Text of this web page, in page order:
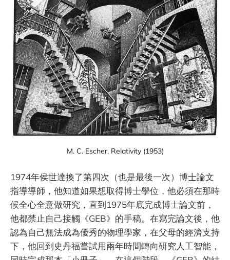
M. C. Escher, Relativity (1953)
1974年侯世達換了第四次（也是最後一次）博士論文
指導導師，他知道如果想取得博士學位，他必須在那時
候全心全意做研究，直到1975年底完成博士論文前，
他都禁止自己接觸《GEB》的手稿。在寫完論文後，他
認為自己無法成為優秀的物理學家，在父母的經濟支持
下，他回到史丹福嘗試用兩年時間轉向研究人工智能，